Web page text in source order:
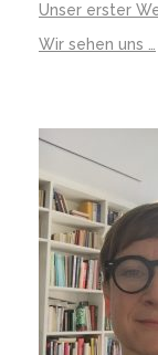
Unser erster
Wir sehen uns …